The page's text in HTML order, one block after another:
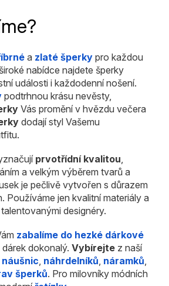
a zlaté šperky pro každou
nabídce najdete šperky
události i každodenní nošení.
podtrhnou krásu nevěsty,
Vás promění v hvězdu večera
dodají styl Vašemu
prvotřídní kvalitou
a velkým výběrem tvarů a
je pečlivě vytvořen s důrazem
Používáme jen kvalitní materiály a
designéry.
zabalíme do hezké dárkové
dárek dokonalý. Vybírejte z naší
náušnic náhrdelníků náramků
šperků. Pro milovníky módních